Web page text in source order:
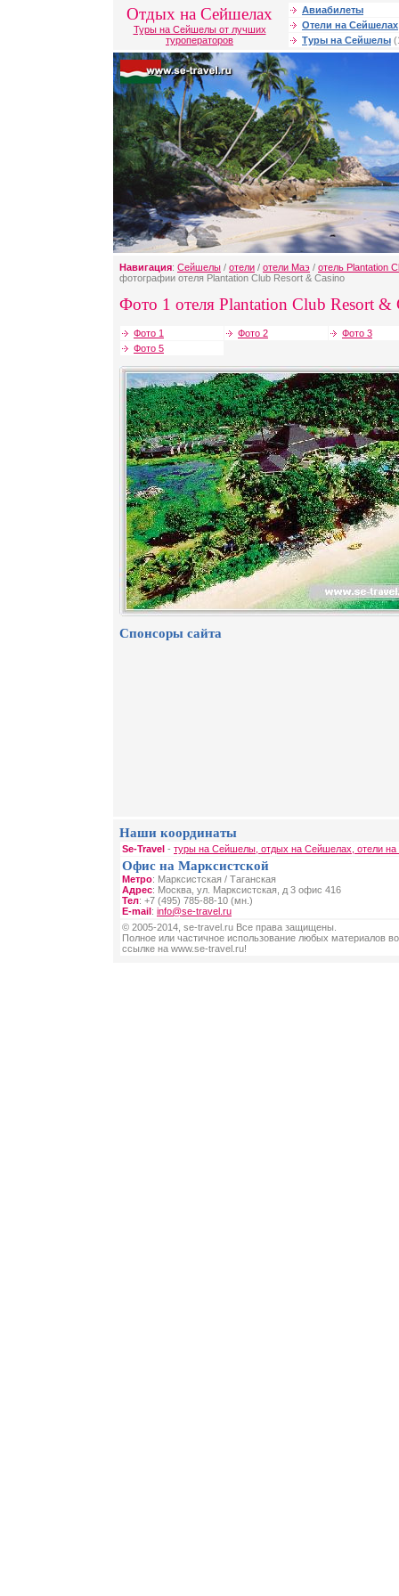
Отдых на Сейшелах
Туры на Сейшелы от лучших
туроператоров
Авиабилеты
Отели на Сейшелах
Туры на Сейшелы
Навигация: Сейшелы / отели / отели Маэ / отель Plantation
фотографии отеля Plantation Club Resort & Casino
Фото 1 отеля Plantation Club Resort &
Фото 1 Фото 2
Фото 3
Фото 5
Спонсоры сайта
Наши координаты
Se-Travel - туры на Сейшелы, отдых на Сейшелах, отели
Офис на Марксистской
Метро: Марксистская / Таганская
Адрес: Москва, ул. Марксистская, д 3 офис 416
Тел: +7 (495) 785-88-10 (мн.)
E-mail: info@se-travel.ru
© 2005-2014, se-travel.ru Все права защищены.
Полное или частичное использование любых материалов
ссылке на www.se-travel.ru!